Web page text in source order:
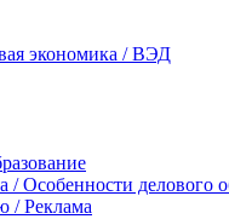
экономика / ВЭД
/ Особенности делового
/ Реклама